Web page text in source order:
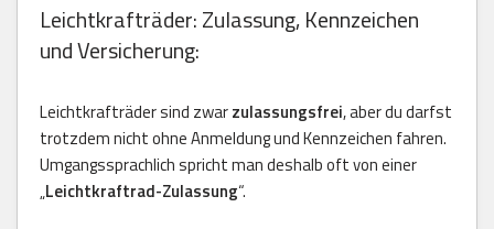
Leichtkrafträder: Zulassung, Kennzeichen
und Versicherung:
Leichtkrafträder sind zwarzulassungsfrei, aber du darfst
trotzdem nicht ohne Anmeldung und Kennzeichen fahren.
Umgangssprachlich spricht man deshalb oft von einer
„Leichtkraftrad-Zulassung“.